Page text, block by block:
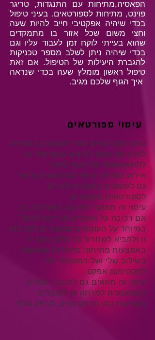
הפאסיה,מתיחות עם התנגדות, טריגר
פוינט, מתיחות לספורטאים. בעיני טיפול
בכדי שיהיה אפקטיבי חייב להיות שעה
וחצי משום שכל אזור בו מתמקדים
שהוא בעייתי לוקח זמן לעבוד עליו וגם
בכדי שיהיה ניתן לשלב מספר טכניקות
להגברת היעילות של הטיפול. אם זאת
טיפול ראשון מומלץ שעה בכדי שנראה
איך הגוף שלכם מגיב.
עיסוי ספורטאים
עיסוי ספורטאים עוזר לעוסקים בספורט
להכין את גופם לביצוע אופטימלי או
להתאוששות של הגוף לאחר
אירועספורט. עיסוי ספורטאים מיועד
גם לעוסקים בספורט ולא רק
לספורטאים מקצועיים.
עיסוי זה ממוקד לפי סוג הפעילות בין
אם רכיבה על אופניים או ריצה להקל
במיוחד על העומסים שקשורים לפעילות
זו ולהביא לשחרור כל חלקי השריר
באמצעות מתיחות מיוחדות שנעשות
בשילוב שלי ושל המטופל יחד
למקסימום אפקט.
עיסוי זה מתאים גם לחובבי ספורט
המתאמנים למרתון או לסובלים
מפגיעות כמו מרפק טניס, מרפק גולף.